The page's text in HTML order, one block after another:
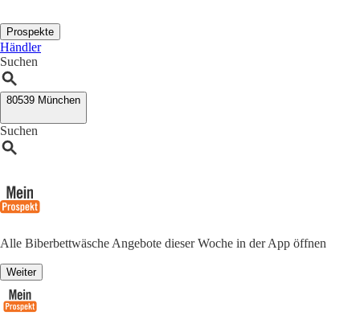
Prospekte
Händler
Suchen
80539 München
Suchen
Alle Biberbettwäsche Angebote dieser Woche in der App öffnen
Weiter